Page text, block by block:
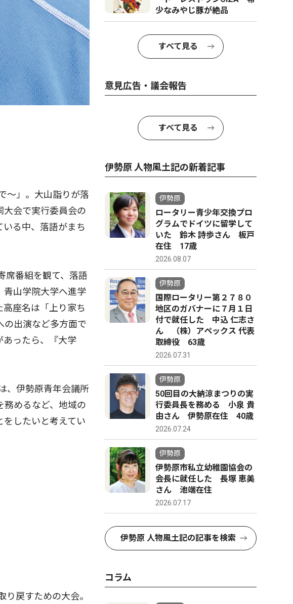
〜」。大山詣りが落
大会で実行委員会の
る中、落語がまち
席番組を観て、落語
青山学院大学へ進学
座名は「上り家ち
の出演など多方面で
あったら、『大学
、伊勢原青年会議所
務めるなど、地域の
したいと考えてい
戻すための大会。
少なみやじ豚が絶品
すべて見る
意見広告・議会報告
すべて見る
伊勢原 人物風土記の新着記事
伊勢原
ロータリー青少年交換プロ
グラムでドイツに留学して
いた 鈴木 詩歩さん 板戸
在住 17歳
2026.08.07
伊勢原
国際ロータリー第２７８０
地区のガバナーに７月１日
付で就任した 中込 仁志さ
ん （株）アペックス 代表
取締役 63歳
2026.07.31
伊勢原
50回目の大納涼まつりの実
行委員長を務める 小泉 貴
由さん 伊勢原在住 40歳
2026.07.24
伊勢原
伊勢原市私立幼稚園協会の
会長に就任した 長塚 恵美
さん 池端在住
2026.07.17
伊勢原 人物風土記の記事を検索
コラム